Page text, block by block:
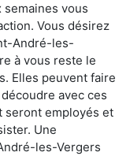
semaines vous
Vous désirez
André-les-
à vous reste le
Elles peuvent faire
avec ces
seront employés et
Une
les-Vergers